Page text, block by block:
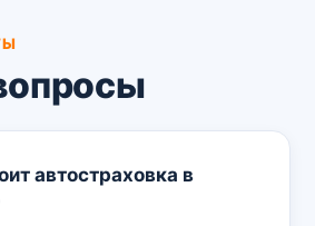
автостраховка в